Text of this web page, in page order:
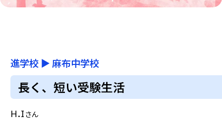
進学校 ▶麻布中学校
長く、短い受験生活
H.Iさん